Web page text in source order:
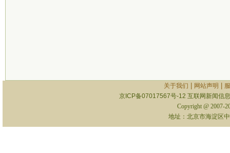
关于我们 网站声明
京ICP备07017567号-12 互联网新闻信
Copyright @ 2007-
地址：北京市海淀区